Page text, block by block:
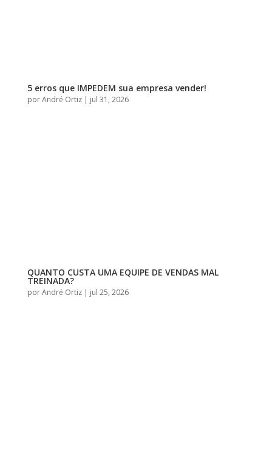
5 erros que IMPEDEM sua empresa vender!
porAndré Ortiz| jul 31, 2026
QUANTO CUSTA UMA EQUIPE DE VENDAS MAL
TREINADA?
porAndré Ortiz| jul 25, 2026